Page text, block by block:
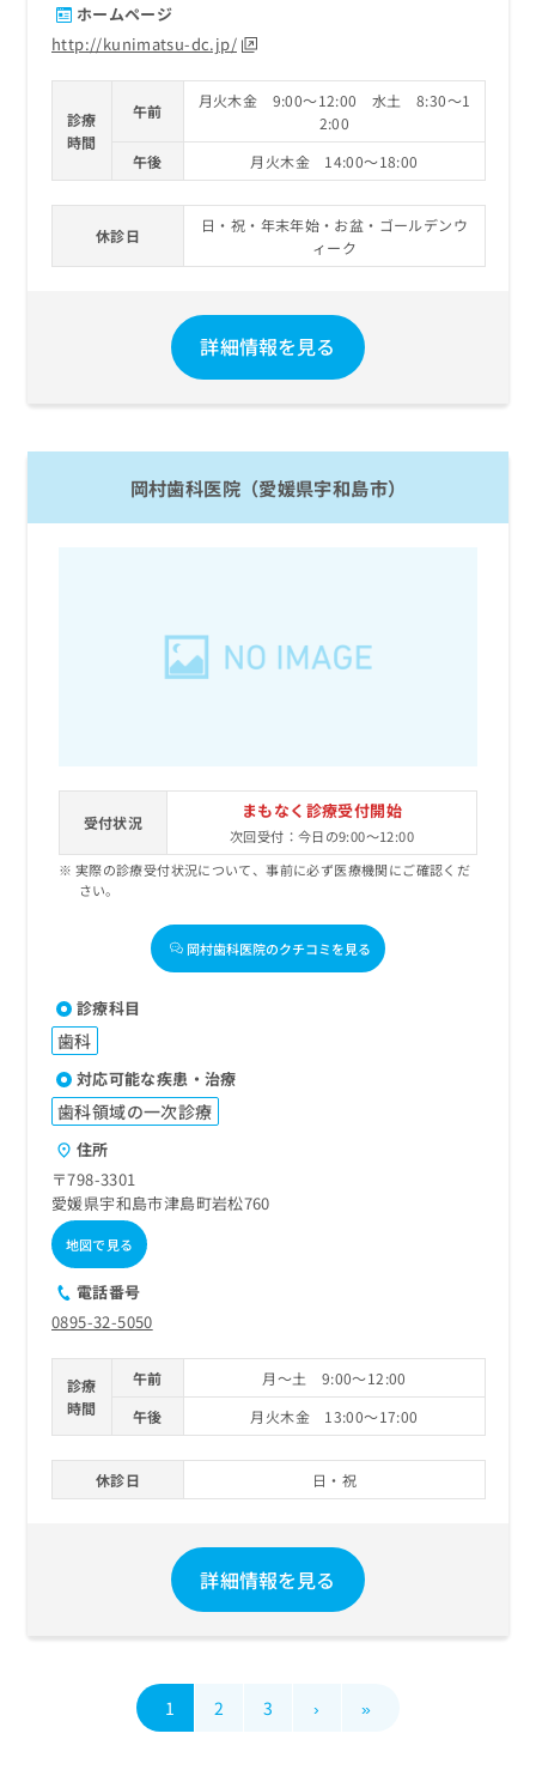
ホームページ
http://kunimatsu-dc.jp/
診療
時間
午前
月火木金 9:00～12:00 水土 8:30～1
2:00
午後
月火木金 14:00～18:00
休診日
日・祝・年末年始・お盆・ゴールデンウ
ィーク
詳細情報を見る
岡村歯科医院（愛媛県宇和島市）
受付状況
まもなく診療受付開始
次回受付：今日の9:00～12:00
実際の診療受付状況について、事前に必ず医療機関にご確認くだ
さい。
岡村歯科医院のクチコミを見る
診療科目
歯科
対応可能な疾患・治療
歯科領域の一次診療
住所
〒798-3301
愛媛県宇和島市津島町岩松760
地図で見る
電話番号
0895-32-5050
診療
時間
午前
月～土 9:00～12:00
午後
月火木金 13:00～17:00
休診日 日・祝
詳細情報を見る
1 2 3 › »